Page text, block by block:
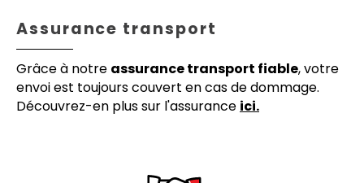
Assurance transport
Grâce à notre assurance transport fiable, votre
envoi est toujours couvert en cas de dommage.
Découvrez-en plus sur l'assurance ici.